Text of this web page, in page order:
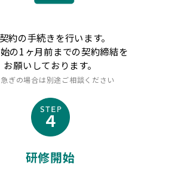
約の手続きを行います。
の1ヶ月前までの契約締結を
お願いしております。
ぎの場合は別途ご相談ください
研修開始